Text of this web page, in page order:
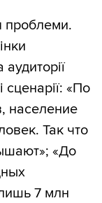
проблеми.
«По
население
Так что
«До
7 млн